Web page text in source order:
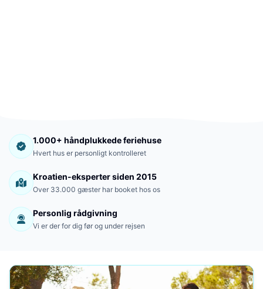
1.000+ håndplukkede feriehuse
Hvert hus er personligt kontrolleret
Kroatien-eksperter siden 2015
Over 33.000 gæster har booket hos os
Personlig rådgivning
Vi er der for dig før og under rejsen